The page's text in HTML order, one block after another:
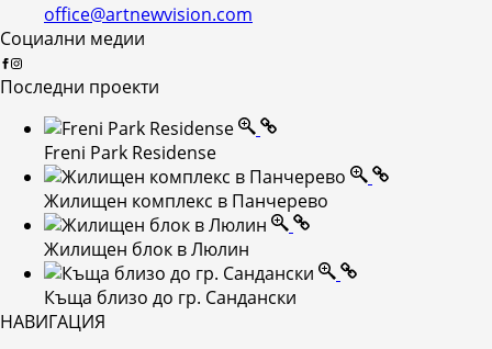
office@artnewvision.com
Социални медии
Последни проекти
Freni Park Residense
Жилищен комплекс в Панчерево
Жилищен блок в Люлин
Къща близо до гр. Сандански
НАВИГАЦИЯ